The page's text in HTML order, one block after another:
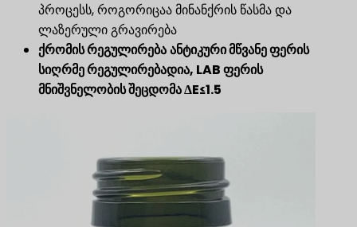
პროცესს, როგორიცაა მინანქრის წასმა და
ლაზერული გრავირება
ქრომის რეგულირებაანტიკური მწვანე ფერის
სიღრმე რეგულირებადია, LAB ფერის
მნიშვნელობის შეცდომა ΔE≤1.5